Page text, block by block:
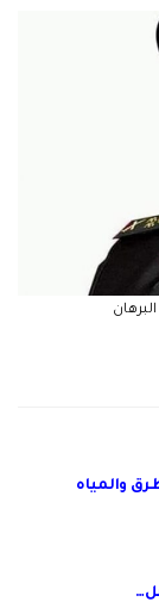
والمياه